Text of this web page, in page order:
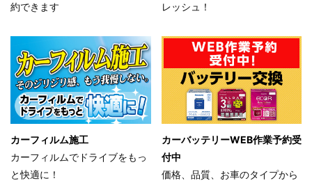
約できます
レッシュ！
カーフィルム施工
カーフィルムでドライブをもっ
と快適に！
カーバッテリーWEB作業予約受
付中
価格、品質、お車のタイプから